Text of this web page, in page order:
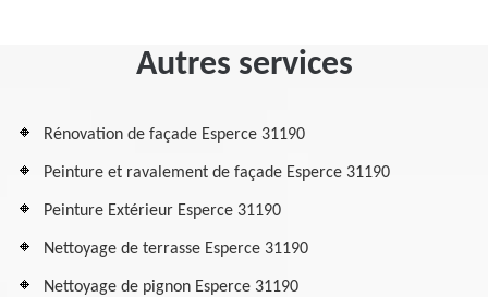
Autres services
Rénovation de façade Esperce 31190
Peinture et ravalement de façade Esperce 31190
Peinture Extérieur Esperce 31190
Nettoyage de terrasse Esperce 31190
Nettoyage de pignon Esperce 31190